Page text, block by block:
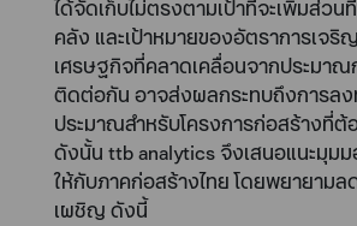
ได้จัดเก็บไม่ตรงตามเป้าที่จะเพิ่มส่ว
คลัง และเป้าหมายของอัตราการเจริ
เศรษฐกิจที่คลาดเคลื่อนจากประมา
ติดต่อกัน อาจส่งผลกระทบถึงการล
ประมาณสำหรับโครงการก่อสร้างที่
ดังนั้น ttb analytics จึงเสนอแนะมุม
ให้กับภาคก่อสร้างไทย โดยพยายาม
เผชิญ ดังนี้